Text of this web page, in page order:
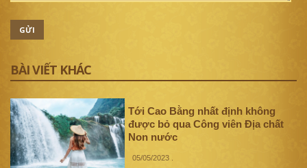
GỬI
BÀI VIẾT KHÁC
Tới Cao Bằng nhất định không
được bỏ qua Công viên Địa chất
Non nước
05/05/2023